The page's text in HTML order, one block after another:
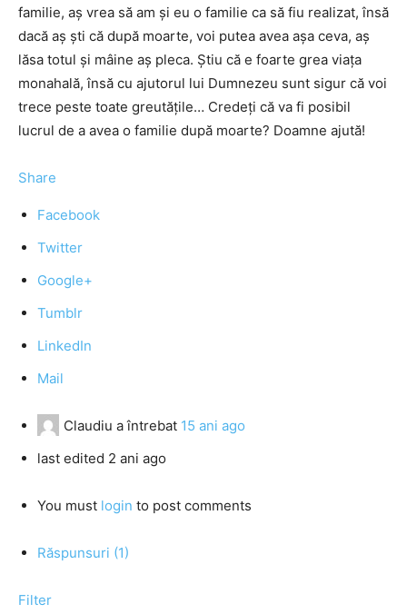
familie, aș vrea să am și eu o familie ca să fiu realizat, însă
dacă aș ști că după moarte, voi putea avea așa ceva, aș
lăsa totul și mâine aș pleca. Știu că e foarte grea viața
monahală, însă cu ajutorul lui Dumnezeu sunt sigur că voi
trece peste toate greutățile… Credeți că va fi posibil
lucrul de a avea o familie după moarte? Doamne ajută!
Share
Facebook
Twitter
Google+
Tumblr
LinkedIn
Mail
Claudiu a întrebat 15 ani ago
last edited 2 ani ago
You must login to post comments
Răspunsuri (1)
Filter